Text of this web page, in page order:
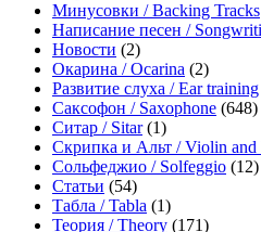
Минусовки / Backing Tracks
Написание песен /
Новости (2)
Окарина / Ocarina (2)
Развитие слуха / Ear training
Саксофон / Saxophone (648)
Ситар / Sitar(1)
Скрипка и Альт / Violin and
Сольфеджио / Solfeggio (12)
Статьи (54)
Табла / Tabla (1)
Теория / Theory (171)